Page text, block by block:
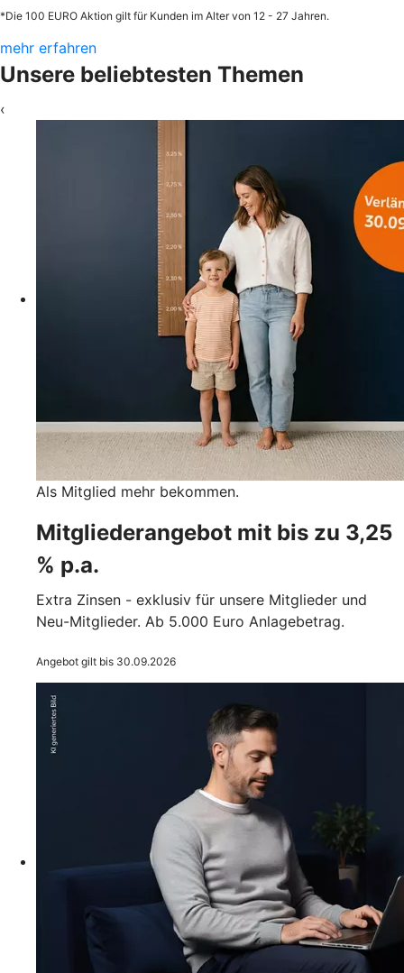
*Die 100 EURO Aktion gilt für Kunden im Alter von 12 - 27 Jahren.
mehr erfahren
Unsere beliebtesten Themen
‹
Als Mitglied mehr bekommen.
Mitgliederangebot mit bis zu 3,25
% p.a.
Extra Zinsen - exklusiv für unsere Mitglieder und
Neu-Mitglieder. Ab 5.000 Euro Anlagebetrag.
Angebot gilt bis 30.09.2026